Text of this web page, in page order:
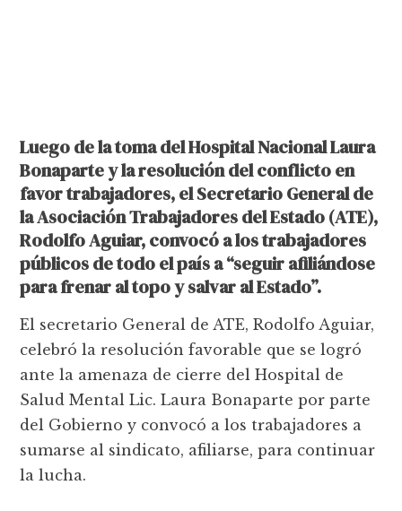
Luego de la toma del Hospital Nacional Laura
Bonaparte y la resolución del conflicto en
favor trabajadores, el Secretario General de
la Asociación Trabajadores del Estado (ATE),
Rodolfo Aguiar, convocó a los trabajadores
públicos de todo el país a “seguir afiliándose
para frenar al topo y salvar al Estado”.
El secretario General de ATE, Rodolfo Aguiar,
celebró la resolución favorable que se logró
ante la amenaza de cierre del Hospital de
Salud Mental Lic. Laura Bonaparte por parte
del Gobierno y convocó a los trabajadores a
sumarse al sindicato, afiliarse, para continuar
la lucha.